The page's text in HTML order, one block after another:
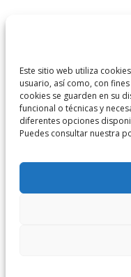
Este sitio web utiliza
usuario, así como, con
cookies se guarden en su
funcional o técnicas y
diferentes opciones
Puedes consultar nuestra